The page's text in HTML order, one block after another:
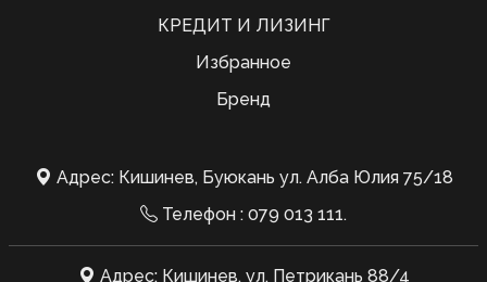
КРЕДИТ И ЛИЗИНГ
Избранное
Бренд
Адрес: Кишинев, Буюкань ул. Алба Юлия 75/18
Телефон : 079 013 111.
Адрес: Кишинев, ул. Петрикань 88/4